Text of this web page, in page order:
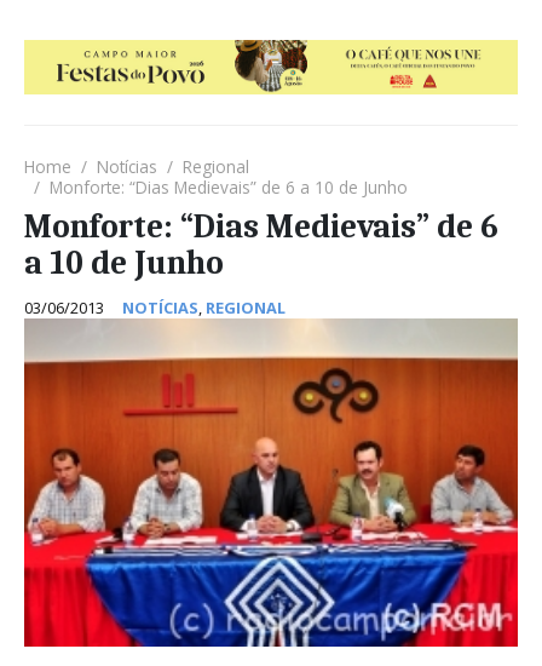
Home Notícias
Regional
Monforte: “Dias Medievais” de 6 a 10 de Junho
Monforte: “Dias Medievais” de 6
a 10 de Junho
03/06/2013 NOTÍCIAS, REGIONAL